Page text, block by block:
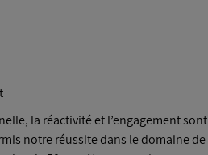
la réactivité et l’engagement sont
notre réussite dans le domaine de